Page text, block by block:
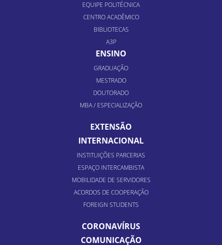
EQUIPE POLITÉCNICA
CENTRO ACADÊMICO
BIBLIOTECAS
A3P
ENSINO
GRADUAÇÃO
MESTRADO
DOUTORADO
MBA / ESPECIALIZAÇÃO
EXTENSÃO
INTERNACIONAL
INSTITUIÇÕES PARCERIAS
ESPAÇO INTERCAMBISTA
MOBILIDADE DE SERVIDORES
ACORDOS DE COOPERAÇÃO
FOREIGN STUDENTS
CORONAVÍRUS
COMUNICAÇÃO